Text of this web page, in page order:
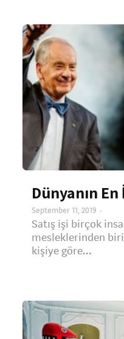
Dünyanın En
September 11, 2019
Satış işi birçok
mesleklerinden
kişiye göre...